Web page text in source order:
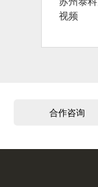
视频
合作咨询